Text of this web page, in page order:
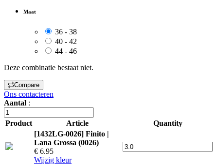
Maat
36 - 38
40 - 42
44 - 46
Deze combinatie bestaat niet.
Compare
Ons contacteren
Aantal :
Product Article
Quantity
[1432LG-0026] Finito |
Lana Grossa (0026)
€ 6.95
Wijzig kleur